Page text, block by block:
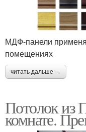
МДФ-панели
помещениях
читать дальше →
Потолок из
комнате.